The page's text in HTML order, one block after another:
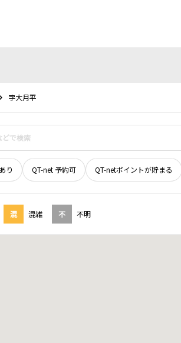
字大月平
り QT-net 予約可 QT-netポイントが貯まる
混 混雑 不 不明